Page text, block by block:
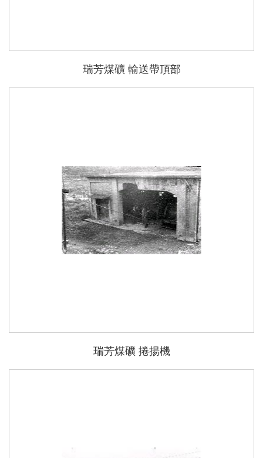
瑞芳煤礦 輸送帶頂部
瑞芳煤礦 捲揚機